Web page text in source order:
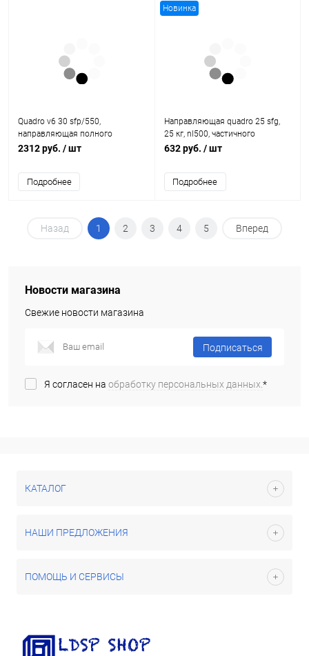
Quadro v6 30 sfp/550,
направляющая полного
выдвижения с p2o, eb20, правая
2312 руб. / шт
Подробнее
Новинка
Направляющая quadro 25 sfg,
25 кг, nl500, частичного
выдвижения, eb20, левая
632 руб. / шт
Подробнее
Назад 1 2 3 4 5 Вперед
Новости магазина
Свежие новости магазина
Подписаться
Я согласен на обработку персональных данных.*
КАТАЛОГ
НАШИ ПРЕДЛОЖЕНИЯ
ПОМОЩЬ И СЕРВИСЫ